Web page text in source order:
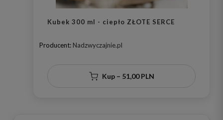
Kubek 300 ml - ciepło ZŁOTE SERCE
Producent: Nadzwyczajnie.pl
Kup – 51,00 PLN